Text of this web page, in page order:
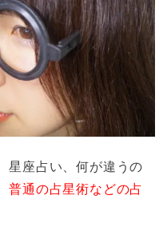
星座占い、何が違うの
普通の占星術などの占